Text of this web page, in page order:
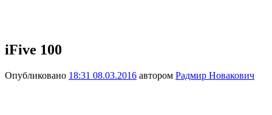
iFive 100
Опубликовано 18:31 08.03.2016 автором Радмир Новакович